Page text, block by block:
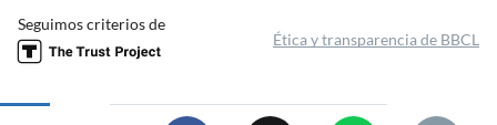
Seguimos criterios de
Ética y transparencia de BBCL